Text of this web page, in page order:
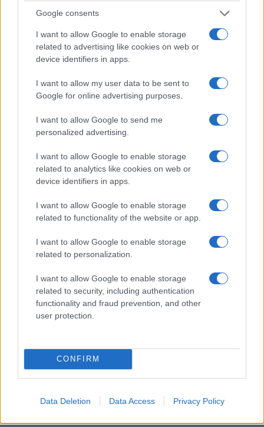
Google consents
I want to allow Google to enable storage
related to advertising like cookies on web or
device identifiers in apps.
I want to allow my user data to be sent to
Google for online advertising purposes.
I want to allow Google to send me
personalized advertising.
I want to allow Google to enable storage
related to analytics like cookies on web or
device identifiers in apps.
I want to allow Google to enable storage
related to functionality of the website or app.
I want to allow Google to enable storage
related to personalization.
I want to allow Google to enable storage
related to security, including authentication
functionality and fraud prevention, and other
user protection.
CONFIRM
Data Deletion Data Access Privacy Policy